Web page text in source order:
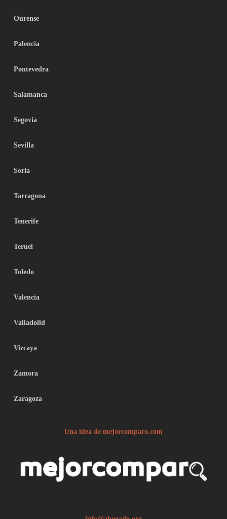
Ourense
Palencia
Pontevedra
Salamanca
Segovia
Sevilla
Soria
Tarragona
Tenerife
Teruel
Toledo
Valencia
Valladolid
Vizcaya
Zamora
Zaragoza
Una idea de mejorcomparo.com